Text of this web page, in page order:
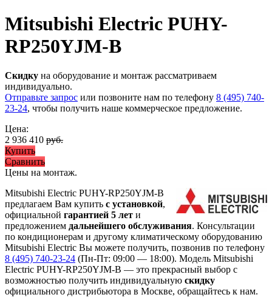
Mitsubishi Electric PUHY-
RP250YJM-B
Скидку на оборудование и монтаж рассматриваем
индивидуально.
Отправьте запрос или позвоните нам по телефону 8 (495) 740-
23-24, чтобы получить наше коммерческое предложение.
Цена:
2 936 410 руб.
Купить
Сравнить
Цены на монтаж.
Mitsubishi Electric PUHY-RP250YJM-B
предлагаем Вам купить с установкой,
официальной гарантией 5 лет и
предложением дальнейшего обслуживания. Консультации
по кондиционерам и другому климатическому оборудованию
Mitsubishi Electric Вы можете получить, позвонив по телефону
8 (495) 740-23-24 (Пн-Пт: 09:00 — 18:00). Модель Mitsubishi
Electric PUHY-RP250YJM-B — это прекрасный выбор с
возможностью получить индивидуальную скидку
официального дистрибьютора в Москве, обращайтесь к нам.